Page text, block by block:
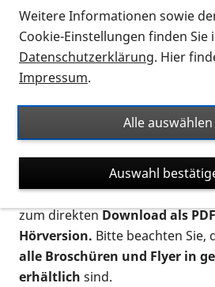
Thema Infomaterial auf der
für blinde und sehbehinderte
Auf dieser Seite finden Sie
Ort. Nutzen Sie den Formatfilter,
nach Flyern und Broschüren,
suchen. Die meisten Flyer und
verschiedenen Formaten
postalischen Bestellung als
zum direktenDownload als PDF
Hörversion. Bitte beachten Sie,
alle Broschüren und Flyer in
erhältlich sind.
Weitere Informationen sowie
Cookie-Einstellungen finden Sie
Datenschutzerklärung. Hier
Impressum.
Alle auswählen
Auswahl